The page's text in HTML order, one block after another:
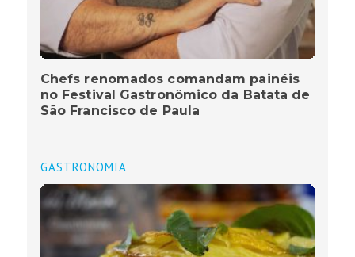
Chefs renomados comandam painéis
no Festival Gastronômico da Batata de
São Francisco de Paula
GASTRONOMIA